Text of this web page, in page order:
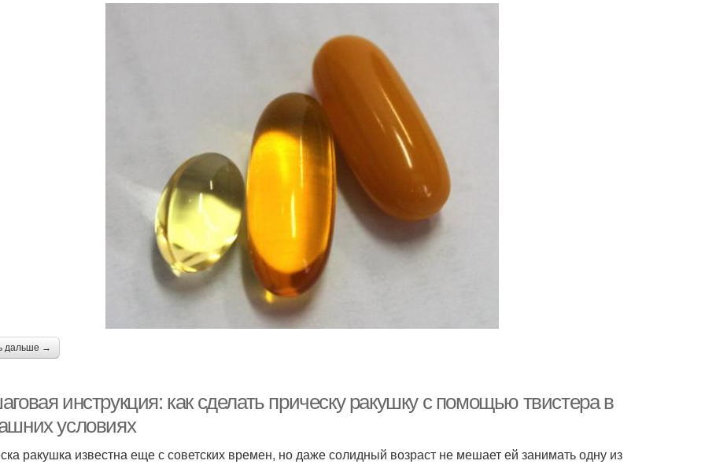
дальше →
инструкция: как сделать прическу ракушку с помощью твистера в
условиях
ракушка известна еще с советских времен, но даже солидный возраст не мешает ей занимать одну из